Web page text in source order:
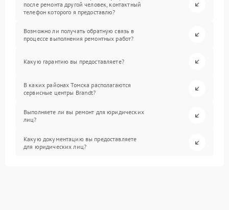
после ремонта другой человек, контактный
телефон которого я предоставлю?
Возможно ли получать обратную связь в
процессе выполнения ремонтных работ?
Какую гарантию вы предоставляете?
В каких районах Томска располагаются
сервисные центры Brandt?
Выполняете ли вы ремонт для юридических
лиц?
Какую документацию вы предоставляете
для юридических лиц?